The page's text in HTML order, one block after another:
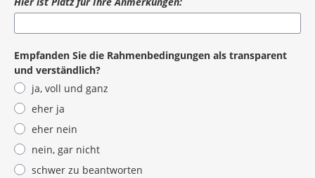
Empfanden Sie die Rahmenbedingungen als transparent
und verständlich?
ja, voll und ganz
eher ja
eher nein
nein, gar nicht
schwer zu beantworten